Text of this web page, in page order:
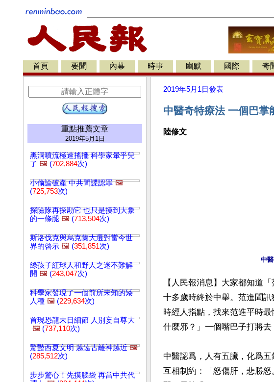
首頁 要聞 內幕 時事 幽默 國際 奇
重點推薦文章
2019年5月1日
黑洞噴流極速搖擺 科學家暈乎兒
了 🖼️ (702,884次)
小偷論破產 中共間諜認罪 🖼️
(725,753次)
探險隊再探勘它 也只是摸到大象
的一條腿 🖼️ (713,504次)
斯洛伐克與烏克蘭大選對當今世
界的啓示 🖼️ (351,851次)
綠孩子紅球人和野人之迷不難解
開 🖼️ (243,047次)
科學家發現了一個前所未知的矮
人種 🖼️ (229,634次)
首現恐龍末日細節 人別妄自尊大
🖼️ (737,110次)
驚豔西夏文明 越遠古離神越近 🖼️
(285,512次)
步步驚心！先摸腦袋 再當中共代
2019年5月1日發表
中醫奇特療法 一個巴掌
陸修文
【人民報消息】大家都知道
十多歲時終於中舉。范進聞
時經人指點，找來范進平時
什麼邪？」一個嘴巴子打將去
中醫認爲，人有五臟，化爲
互相制約：「怒傷肝，悲勝